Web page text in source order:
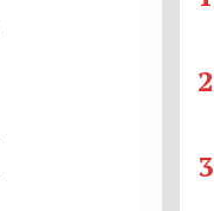
2
3